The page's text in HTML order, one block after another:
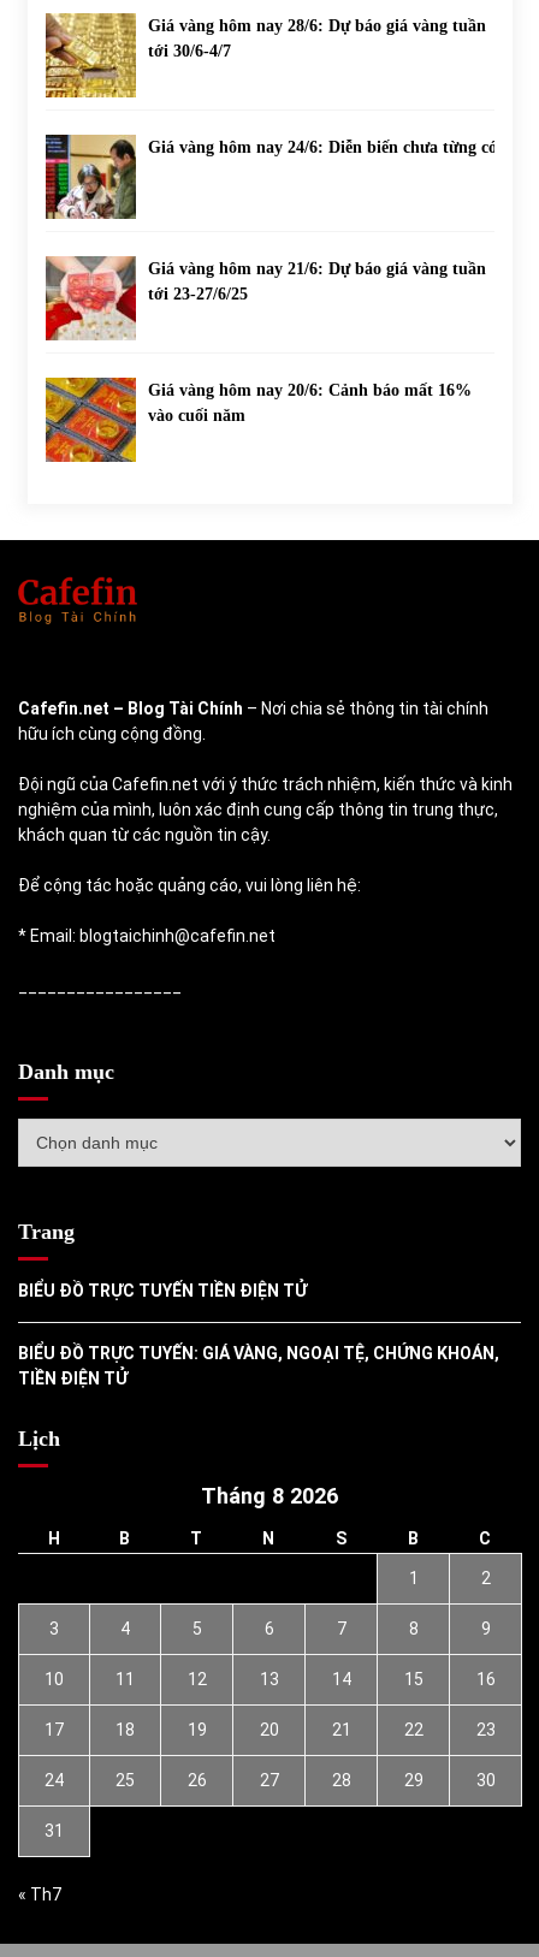
Giá vàng hôm nay 28/6: Dự báo giá vàng tuần
tới 30/6-4/7
Giá vàng hôm nay 24/6: Diễn biến chưa từng có
Giá vàng hôm nay 21/6: Dự báo giá vàng tuần
tới 23-27/6/25
Giá vàng hôm nay 20/6: Cảnh báo mất 16%
vào cuối năm
Cafefin.net – Blog Tài Chính – Nơi chia sẻ thông tin tài chính
hữu ích cùng cộng đồng.
Đội ngũ của Cafefin.net với ý thức trách nhiệm, kiến thức và kinh
nghiệm của mình, luôn xác định cung cấp thông tin trung thực,
khách quan từ các nguồn tin cậy.
Để cộng tác hoặc quảng cáo, vui lòng liên hệ:
* Email: blogtaichinh@cafefin.net
Danh mục
mục
Trang
BIỂU ĐỒ TRỰC TUYẾN TIỀN ĐIỆN TỬ
BIỂU ĐỒ TRỰC TUYẾN: GIÁ VÀNG, NGOẠI TỆ, CHỨNG KHOÁN,
TIỀN ĐIỆN TỬ
Lịch
Tháng 8 2026
H B T N S B C
1 2
3 4 5 6 7 8 9
10 11 12 13 14 15 16
17 18 19 20 21 22 23
24 25 26 27 28 29 30
31
« Th7